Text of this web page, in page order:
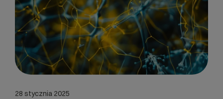
28 stycznia 2025